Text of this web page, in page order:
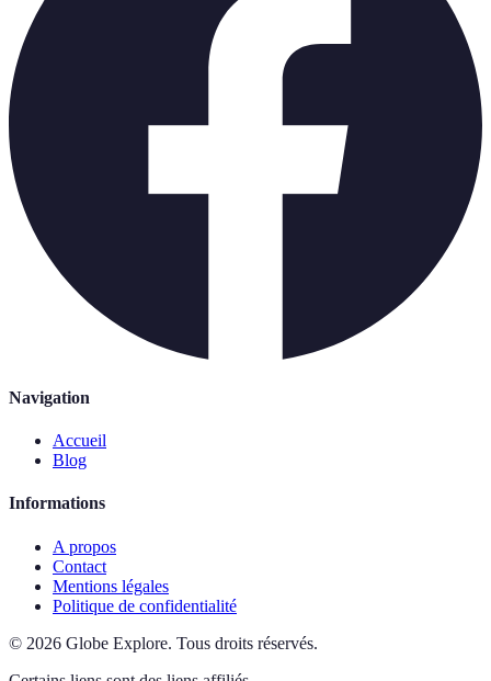
Navigation
Accueil
Blog
Informations
A propos
Contact
Mentions légales
Politique de confidentialité
© 2026 Globe Explore. Tous droits réservés.